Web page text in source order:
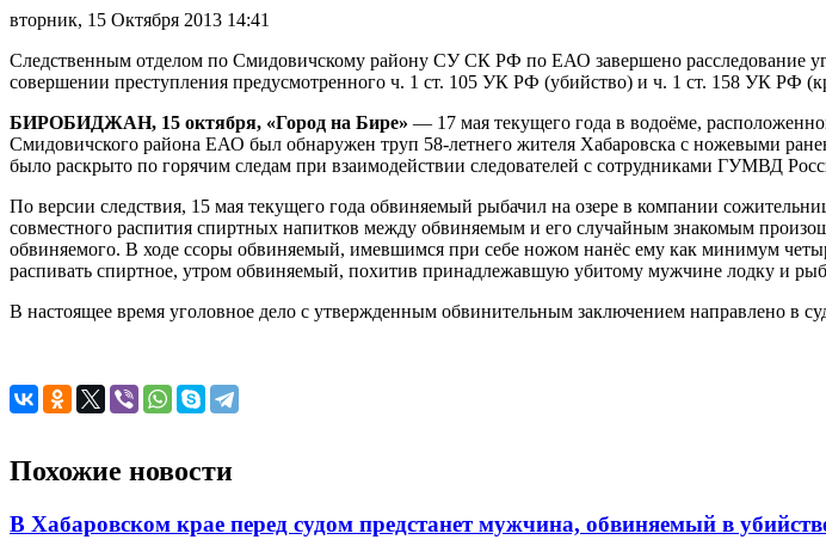
убийстве
озере
Большое
Смидовичского
района
ЕАО
направлено
суд
вторник, 15 Октября 2013 14:41
Следственным отделом по Смидовичскому району СУ СК РФ по ЕАО завершено расследование
совершении преступления предусмотренного ч. 1 ст. 105 УК РФ (убийство) и ч. 1 ст. 158 УК РФ
БИРОБИДЖАН, 15 октября, «Город на Бире» — 17 мая текущего года в водоёме,
Смидовичского района ЕАО был обнаружен труп 58-летнего жителя Хабаровска с ножевыми
было раскрыто по горячим следам при взаимодействии следователей с сотрудниками ГУМВД
По версии следствия, 15 мая текущего года обвиняемый рыбачил на озере в компании
совместного распития спиртных напитков между обвиняемым и его случайным знакомым
обвиняемого. В ходе ссоры обвиняемый, имевшимся при себе ножом нанёс ему как минимум
распивать спиртное, утром обвиняемый, похитив принадлежавшую убитому мужчине лодку и
В настоящее время уголовное дело с утвержденным обвинительным заключением направлено в
Похожие новости
В Хабаровском крае перед судом предстанет мужчина, обвиняемый в